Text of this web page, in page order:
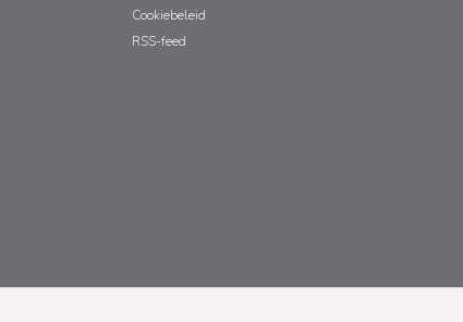
Cookiebeleid
RSS-feed